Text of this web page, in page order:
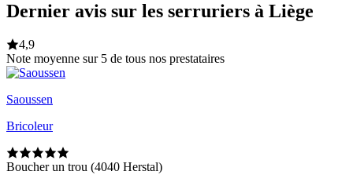
Dernier avis sur les serruriers à Liège
4,9
Note moyenne sur 5 de tous nos prestataires
Saoussen
Bricoleur
Boucher un trou (4040 Herstal)